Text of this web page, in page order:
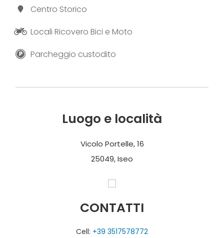
Centro Storico
Locali Ricovero Bici e Moto
Parcheggio custodito
Luogo e località
Vicolo Portelle, 16
25049, Iseo
CONTATTI
Cell: +39 3517578772